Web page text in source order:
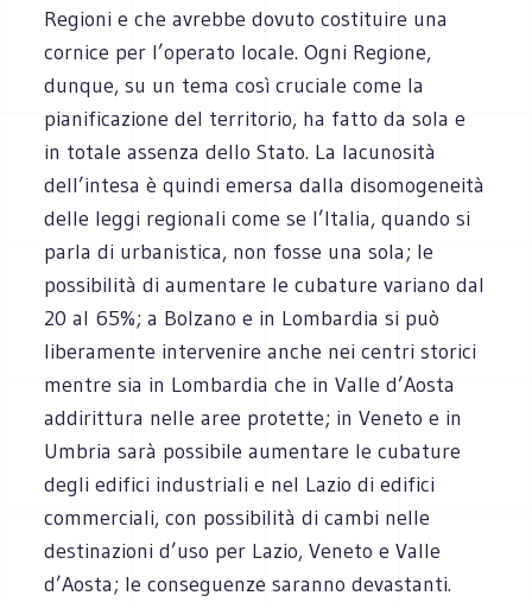
Regioni e che avrebbe dovuto costituire una
cornice per l’operato locale. Ogni Regione,
dunque, su un tema così cruciale come la
pianificazione del territorio, ha fatto da sola e
in totale assenza dello Stato. La lacunosità
dell’intesa è quindi emersa dalla disomogeneità
delle leggi regionali come se l’Italia, quando si
parla di urbanistica, non fosse una sola; le
possibilità di aumentare le cubature variano dal
20 al 65%; a Bolzano e in Lombardia si può
liberamente intervenire anche nei centri storici
mentre sia in Lombardia che in Valle d’Aosta
addirittura nelle aree protette; in Veneto e in
Umbria sarà possibile aumentare le cubature
degli edifici industriali e nel Lazio di edifici
commerciali, con possibilità di cambi nelle
destinazioni d’uso per Lazio, Veneto e Valle
d’Aosta; le conseguenze saranno devastanti.